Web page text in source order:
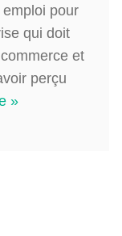
pour
qui doit
et
perçu
»